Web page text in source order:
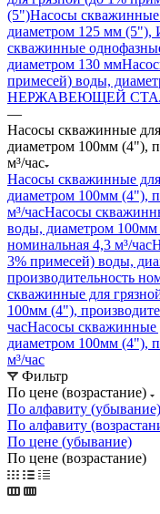
(5")Насосы скважинные
диаметром 125 мм
скважинные
диаметром 130 мм
примесей) воды,
НЕРЖАВЕЮЩЕЙ
—
Насосы скважинные
диаметром 100мм (4"),
м³/час
Насосы скважинные
диаметром 100мм (4"),
м³/часНасосы
воды, диаметром 100мм
номинальная 4,3 м³/час
3% примесей) воды,
производительность
скважинные для
100мм (4"),
часНасосы скважинные
диаметром 100мм (4"),
м³/час
Фильтр
По цене (возрастание)
По алфавиту (убывание)
По алфавиту
По цене (убывание)
По цене (возрастание)